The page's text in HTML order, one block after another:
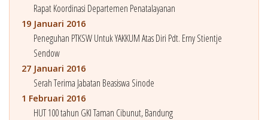
Rapat Koordinasi Departemen Penatalayanan
19 Januari 2016
Peneguhan PTKSW Untuk YAKKUM Atas Diri Pdt. Erny Stientje
Sendow
27 Januari 2016
Serah Terima Jabatan Beasiswa Sinode
1 Februari 2016
HUT 100 tahun GKI Taman Cibunut, Bandung